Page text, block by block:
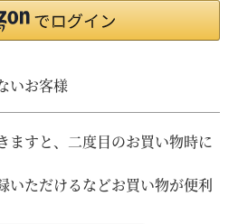
いお客様
ますと、二度目のお買い物時に
いただけるなどお買い物が便利